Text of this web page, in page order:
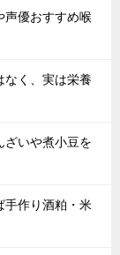
声優おすすめ喉
なく、実は栄養
ざいや煮小豆を
手作り酒粕・米